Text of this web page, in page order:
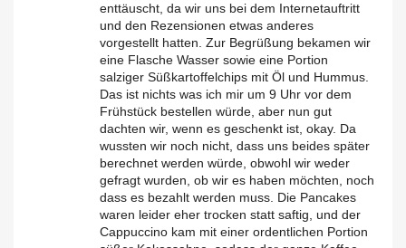
enttäuscht, da wir uns bei dem Internetauftritt
und den Rezensionen etwas anderes
vorgestellt hatten. Zur Begrüßung bekamen wir
eine Flasche Wasser sowie eine Portion
salziger Süßkartoffelchips mit Öl und Hummus.
Das ist nichts was ich mir um 9 Uhr vor dem
Frühstück bestellen würde, aber nun gut
dachten wir, wenn es geschenkt ist, okay. Da
wussten wir noch nicht, dass uns beides später
berechnet werden würde, obwohl wir weder
gefragt wurden, ob wir es haben möchten, noch
dass es bezahlt werden muss. Die Pancakes
waren leider eher trocken statt saftig, und der
Cappuccino kam mit einer ordentlichen Portion